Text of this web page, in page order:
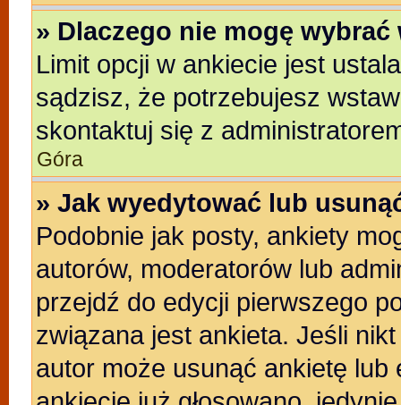
» Dlaczego nie mogę
Limit opcji w ankiecie jest
sądzisz, że potrzebujesz
skontaktuj się z
Góra
» Jak wyedytować lub
Podobnie jak posty, ankiety
autorów, moderatorów lub
przejdź do edycji pierwszego
związana jest ankieta. Jeśli
autor może usunąć ankietę